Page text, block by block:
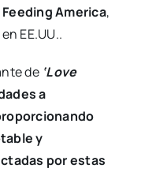
Feeding America,
EE.UU..
de‘Love
a
y
por estas